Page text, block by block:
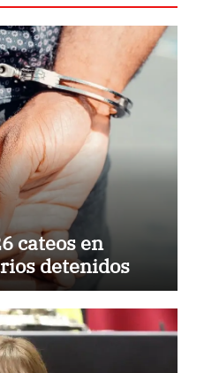
cateos en
detenidos